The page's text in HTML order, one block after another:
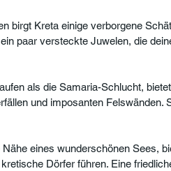
birgt Kreta einige verborgene
paar versteckte Juwelen, die
als die Samaria-Schlucht,
und imposanten Felswänden.
Nähe eines wunderschönen Sees,
Dörfer führen. Eine